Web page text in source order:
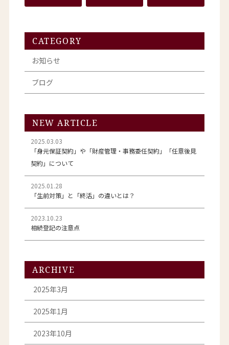
CATEGORY
お知らせ
ブログ
NEW ARTICLE
2025.03.03
「身元保証契約」や「財産管理・事務委任契約」「任意後見
契約」について
2025.01.28
「生前対策」と「終活」の違いとは？
2023.10.23
相続登記の注意点
ARCHIVE
2025年3月
2025年1月
2023年10月